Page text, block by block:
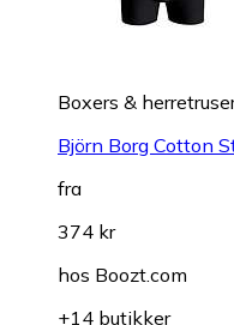
Boxers &
Björn Borg Cotton
fra
374 kr
hos Boozt.com
+14 butikker